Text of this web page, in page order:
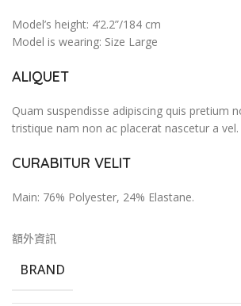
Model’s height: 4’2.2”/184 cm
Model is wearing: Size Large
ALIQUET
Quam suspendisse adipiscing quis pretium
tristique nam non ac placerat nascetur a vel.
CURABITUR VELIT
Main: 76% Polyester, 24% Elastane.
額外資訊
BRAND